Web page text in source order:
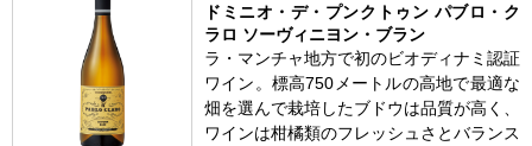
ドミニオ・デ・プンクトゥン パブロ・ク
ラロ ソーヴィニヨン・ブラン
ラ・マンチャ地方で初のビオディナミ認証
ワイン。標高750メートルの高地で最適な
畑を選んで栽培したブドウは品質が高く、
ワインは柑橘類のフレッシュさとバランス